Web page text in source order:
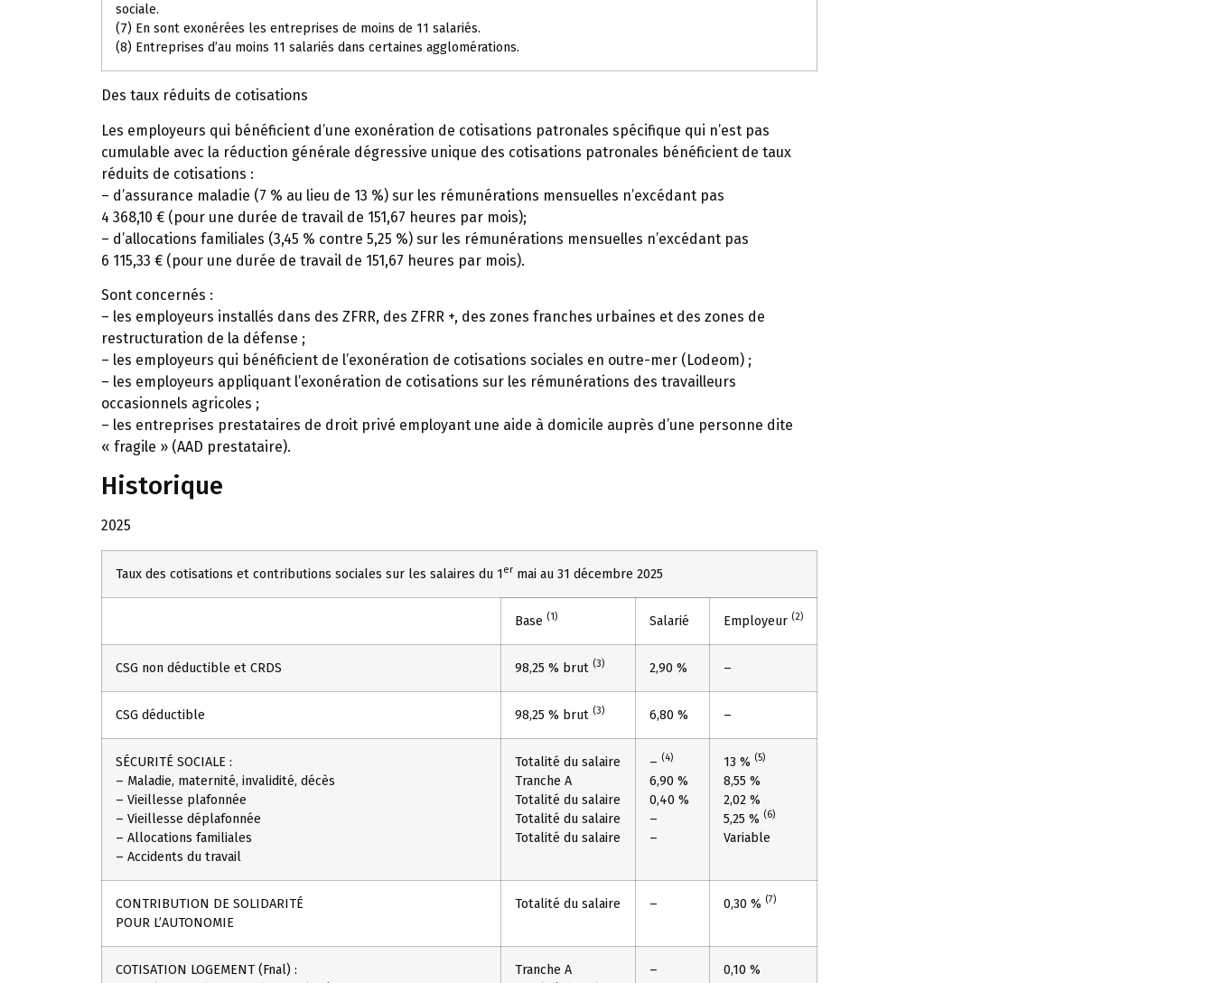
sociale.
(7) En sont exonérées les entreprises de moins de 11 salariés.
(8) Entreprises d’au moins 11 salariés dans certaines agglomérations.
Des taux réduits de cotisations
Les employeurs qui bénéficient d’une exonération de cotisations patronales spécifique qui n’est pas
cumulable avec la réduction générale dégressive unique des cotisations patronales bénéficient de taux
réduits de cotisations :
– d’assurance maladie (7 % au lieu de 13 %) sur les rémunérations mensuelles n’excédant pas
4 368,10 € (pour une durée de travail de 151,67 heures par mois);
– d’allocations familiales (3,45 % contre 5,25 %) sur les rémunérations mensuelles n’excédant pas
6 115,33 € (pour une durée de travail de 151,67 heures par mois).
Sont concernés :
– les employeurs installés dans des ZFRR, des ZFRR +, des zones franches urbaines et des zones de
restructuration de la défense ;
– les employeurs qui bénéficient de l’exonération de cotisations sociales en outre-mer (Lodeom) ;
– les employeurs appliquant l’exonération de cotisations sur les rémunérations des travailleurs
occasionnels agricoles ;
– les entreprises prestataires de droit privé employant une aide à domicile auprès d’une personne dite
« fragile » (AAD prestataire).
Historique
2025
Taux des cotisations et contributions sociales sur les salaires du 1er mai au 31 décembre 2025
Base (1) Salarié Employeur (2)
CSG non déductible et CRDS 98,25 % brut (3) 2,90 % –
CSG déductible 98,25 % brut (3) 6,80 % –
SÉCURITÉ SOCIALE :
– Maladie, maternité, invalidité, décès
– Vieillesse plafonnée
– Vieillesse déplafonnée
– Allocations familiales
– Accidents du travail
Totalité du salaire
Tranche A
Totalité du salaire
Totalité du salaire
Totalité du salaire
– (4)
6,90 %
0,40 %
–
–
13 % (5)
8,55 %
2,02 %
5,25 % (6)
Variable
CONTRIBUTION DE SOLIDARITÉ
POUR L’AUTONOMIE
Totalité du salaire – 0,30 % (7)
COTISATION LOGEMENT (Fnal) :
Tranche A
–
0,10 %